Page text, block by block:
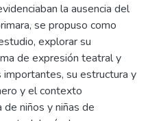
la ausencia del
se propuso como
explorar su
de expresión teatral y
su estructura y
y el contexto
niños y niñas de